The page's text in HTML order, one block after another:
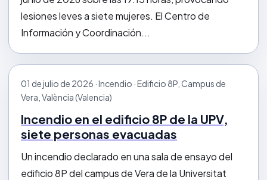
lesiones leves a siete mujeres. El Centro de
Información y Coordinación...
01 de julio de 2026 · Incendio · Edificio 8P, Campus de
Vera, València (Valencia)
Incendio en el edificio 8P de la UPV,
siete personas evacuadas
Un incendio declarado en una sala de ensayo del
edificio 8P del campus de Vera de la Universitat